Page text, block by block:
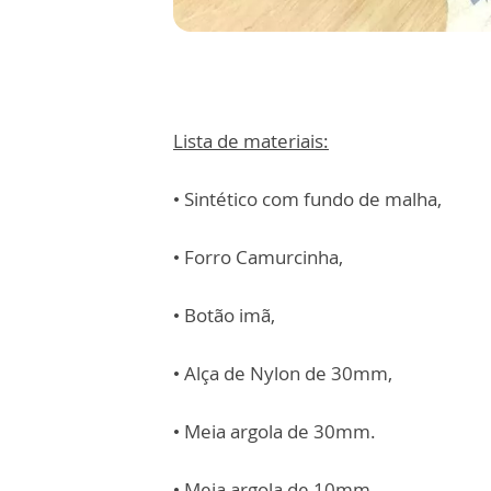
Lista de materiais:
• Sintético com fundo de malha,
• Forro Camurcinha,
• Botão imã,
• Alça de Nylon de 30mm,
• Meia argola de 30mm.